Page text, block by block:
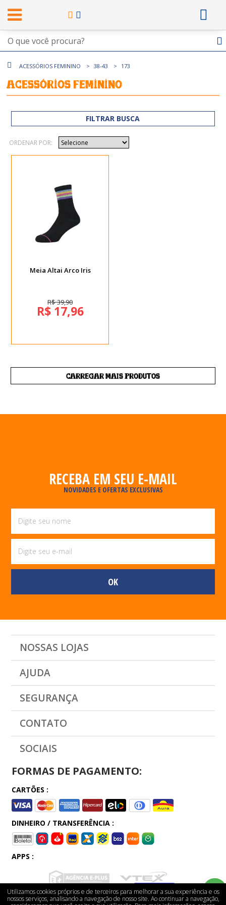
ACESSÓRIOS FEMININO 38-43 173
Acessórios Feminino
FILTRAR BUSCA
ORDENAR POR:
Meia Altai Arco Iris
R$ 39,90
R$ 17,96
CARREGAR MAIS PRODUTOS
RECEBA EM SEU E-MAIL
NOVIDADES E OFERTAS EXCLUSIVAS
NOSSAS LOJAS
AJUDA
SEGURANÇA
CONTATO
SOCIAIS
FORMAS DE PAGAMENTO:
CARTÕES :
DINHEIRO / TRANSFERÊNCIA :
APPS :
Utilizamos cookies próprios e de terceiros para melhorar a sua experiência e os
nossos serviços, analisando a navegação de nosso site. Ao continuar a navegação,